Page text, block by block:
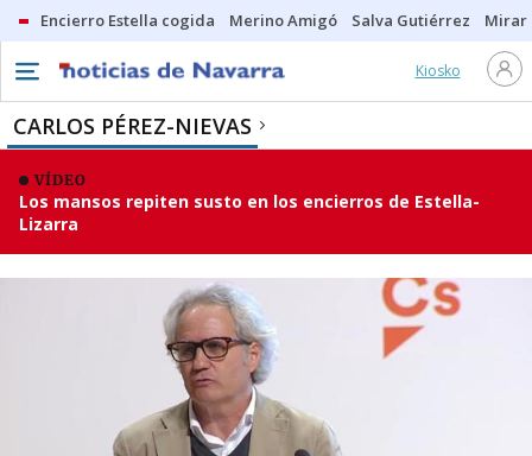
Encierro Estella cogida Merino Amigó Salva Gutiérrez Mirar
Kiosko
CARLOS PÉREZ-NIEVAS
VÍDEO
Los mansos repiten susto en los encierros de Estella-
Lizarra